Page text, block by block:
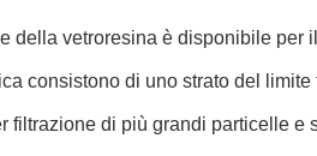
della vetroresina è disponibile
consistono di uno strato del
filtrazione di più grandi particelle e